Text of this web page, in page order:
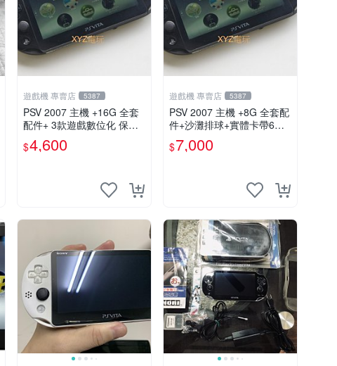
遊戲機 專賣店 5387
PSV 2007 主機 +16G 全套
配件+ 3款遊戲數位化 保修
一年 品質有保障
$4,600
遊戲機 專賣店 5387
PSV 2007 主機 +8G 全套配
件+沙灘排球+實體卡帶6張
保修一年 品質有保障
$7,000